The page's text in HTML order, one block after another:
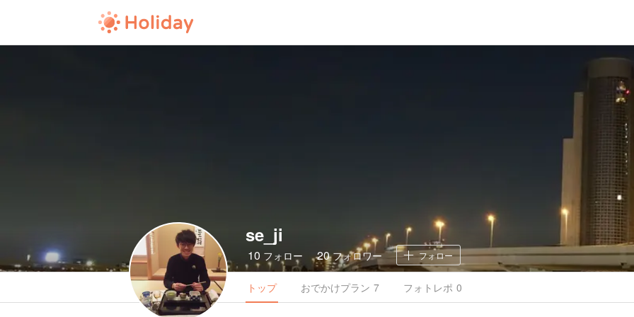
se_ji
10 フォロー 20フォロワー フォロー
トップ おでかけプラン 7 フォトレポ 0